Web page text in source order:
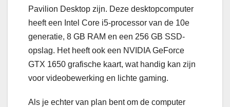
Pavilion Desktop zijn. Deze desktopcomputer
heeft een Intel Core i5-processor van de 10e
generatie, 8 GB RAM en een 256 GB SSD-
opslag. Het heeft ook een NVIDIA GeForce
GTX 1650 grafische kaart, wat handig kan zijn
voor videobewerking en lichte gaming.
Als je echter van plan bent om de computer